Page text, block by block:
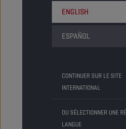
ENGLISH
ESPAÑOL
CONTINUER SUR LE SITE
INTERNATIONAL
OU SÉLECTIONNER UNE
LANGUE
catalyseurs liquides les plus
L'oxyde d'azote NOx contenu
nocives lors du passage au